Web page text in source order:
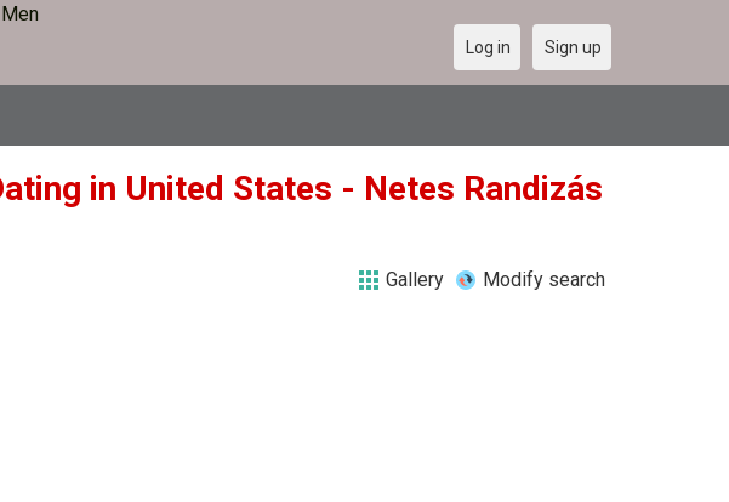
Log in Sign up
in United States - Netes Randizás
Gallery Modify search